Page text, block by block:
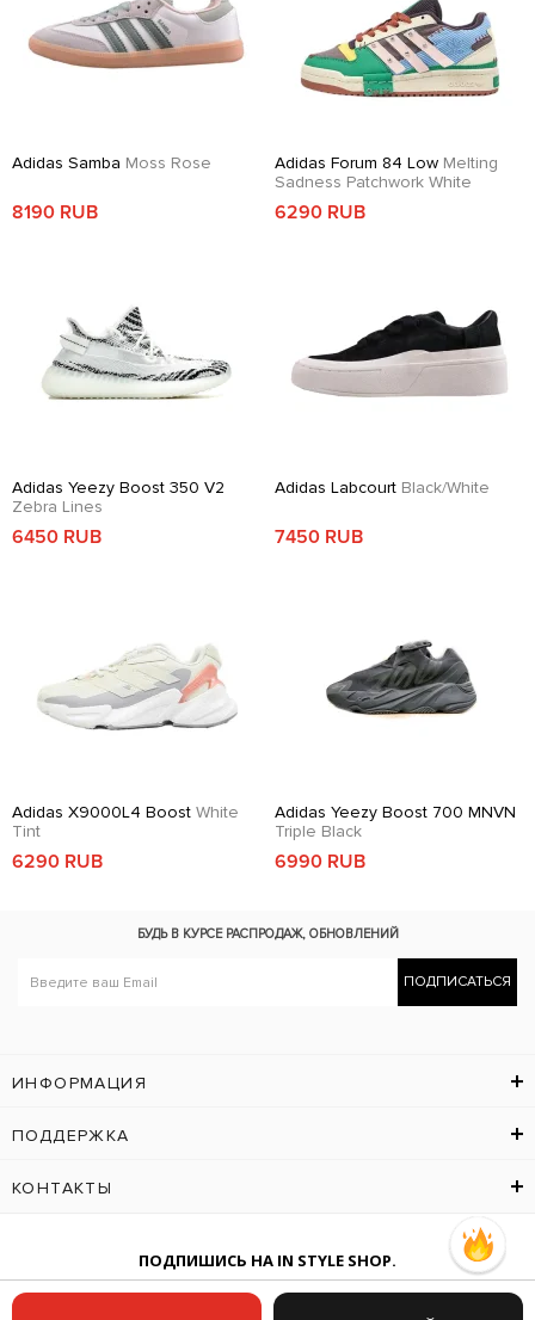
Adidas Samba Moss Rose
8190 RUB
Adidas Forum 84 Low Melting
Sadness Patchwork White
6290 RUB
Adidas Yeezy Boost 350 V2
Zebra Lines
6450 RUB
Adidas Labcourt Black/White
7450 RUB
Adidas X9000L4 Boost White
Tint
6290 RUB
Adidas Yeezy Boost 700 MNVN
Triple Black
6990 RUB
БУДЬ В КУРСЕ РАСПРОДАЖ, ОБНОВЛЕНИЙ
ПОДПИСАТЬСЯ
ИНФОРМАЦИЯ
ПОДДЕРЖКА
КОНТАКТЫ
ПОДПИШИСЬ НА IN STYLE SHOP.